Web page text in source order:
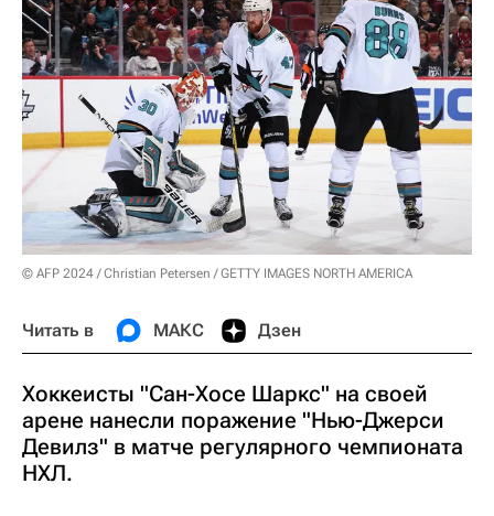
© AFP 2024 / Christian Petersen / GETTY IMAGES NORTH AMERICA
Читать в МАКС Дзен
Хоккеисты "Сан-Хосе Шаркс" на своей
арене нанесли поражение "Нью-Джерси
Девилз" в матче регулярного чемпионата
НХЛ.